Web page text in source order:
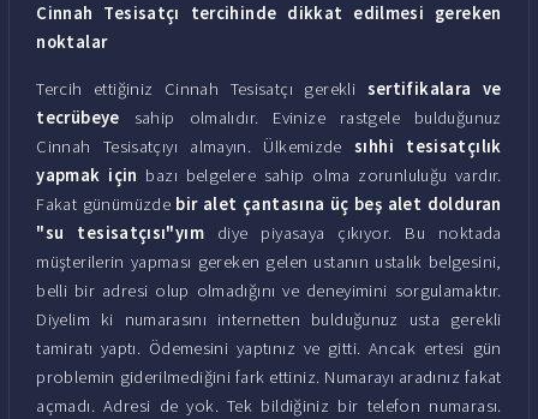
Cinnah Tesisatçı tercihinde dikkat edilmesi gereken
noktalar
Tercih ettiğiniz Cinnah Tesisatçı gerekli sertifikalara ve
tecrübeye sahip olmalıdır. Evinize rastgele bulduğunuz
Cinnah Tesisatçıyı almayın. Ülkemizdesıhhi tesisatçılık
yapmak için bazı belgelere sahip olma zorunluluğu vardır.
Fakat günümüzde bir alet çantasına üç beş alet dolduran
"su tesisatçısı"yımdiye piyasaya çıkıyor. Bu noktada
müşterilerin yapması gereken gelen ustanın ustalık belgesini,
belli bir adresi olup olmadığını ve deneyimini sorgulamaktır.
Diyelim ki numarasını internetten bulduğunuz usta gerekli
tamiratı yaptı. Ödemesini yaptınız ve gitti. Ancak ertesi gün
problemin giderilmediğini fark ettiniz. Numarayı aradınız fakat
açmadı. Adresi de yok. Tek bildiğiniz bir telefon numarası.